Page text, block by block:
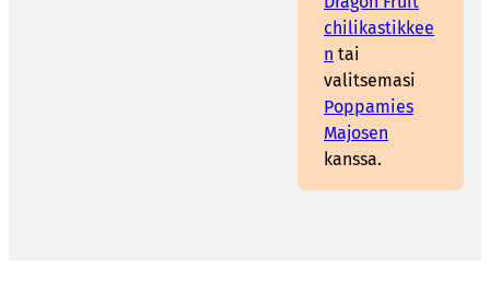
chilikastikkee
n tai
valitsemasi
Poppamies
Majosen
kanssa.